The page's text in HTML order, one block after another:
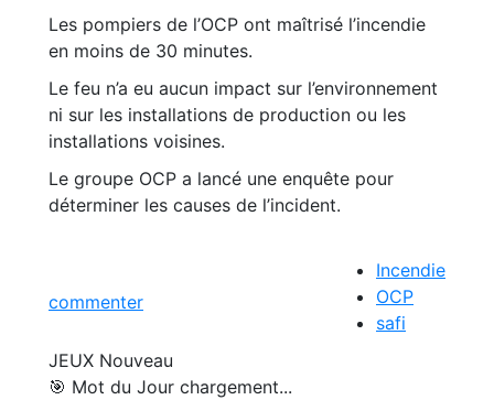
Les pompiers de l’OCP ont maîtrisé l’incendie
en moins de 30 minutes.
Le feu n’a eu aucun impact sur l’environnement
ni sur les installations de production ou les
installations voisines.
Le groupe OCP a lancé une enquête pour
déterminer les causes de l’incident.
commenter
Incendie
OCP
safi
JEUX Nouveau
🎯 Mot du Jour chargement...